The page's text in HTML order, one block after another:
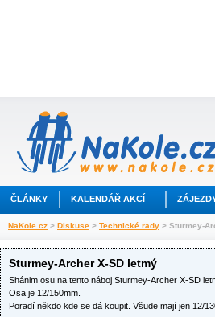
ČLÁNKY KALENDÁŘ AKCÍ
NaKole.cz > Diskuse > Technické rady > Sturmey-
Sturmey-Archer X-SD letmý
Shánim osu na tento náboj Sturmey-Archer X-SD
Osa je 12/150mm.
Poradí někdo kde se dá koupit. Všude mají jen 12/